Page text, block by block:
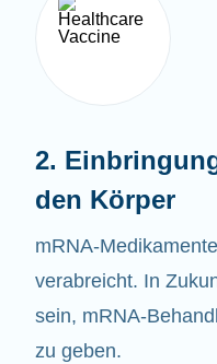
2.
den Körper
mRNA-
verabreicht. In
sein, mRNA-
zu geben.